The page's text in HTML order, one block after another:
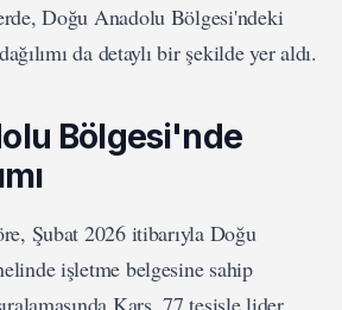
Doğu Anadolu Bölgesi'ndeki
da detaylı bir şekilde yer aldı.
Bölgesi'nde
Şubat 2026 itibarıyla Doğu
işletme belgesine sahip
Kars, 77 tesisle lider